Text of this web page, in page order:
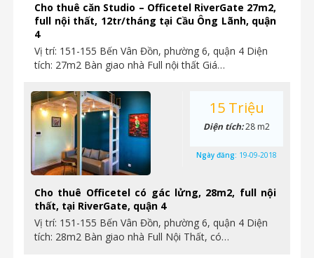
Cho thuê căn Studio – Officetel RiverGate 27m2,
full nội thất, 12tr/tháng tại Cầu Ông Lãnh, quận
4
Vị trí: 151-155 Bến Vân Đồn, phường 6, quận 4 Diện
tích: 27m2 Bàn giao nhà Full nội thất Giá…
Cho thuê Officetel có gác lửng, 28m2, full nội
thất, tại RiverGate, quận 4
Vị trí: 151-155 Bến Vân Đồn, phường 6, quận 4 Diện
tích: 28m2 Bàn giao nhà Full Nội Thất, có…
15 Triệu
Diện tích:28 m2
Ngày đăng: 19-09-2018